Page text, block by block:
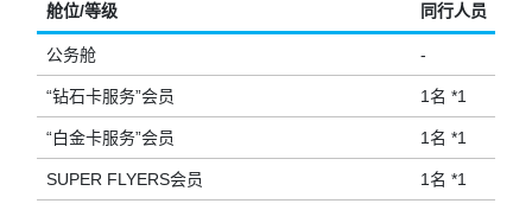
舱位/等级 同行人员
公务舱 -
“钻石卡服务”会员 1名 *1
“白金卡服务”会员 1名 *1
SUPER FLYERS会员 1名 *1